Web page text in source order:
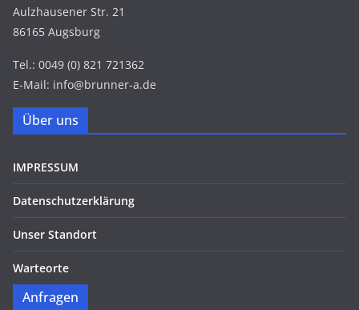
Aulzhausener Str. 21
86165 Augsburg
Tel.: 0049 (0) 821 721362
E-Mail: info@brunner-a.de
Über uns
IMPRESSUM
Datenschutzerklärung
Unser Standort
Warteorte
Anfragen